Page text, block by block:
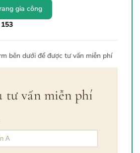
gia công
bên dưới để được tư vấn miễn phí
tư vấn miễn phí